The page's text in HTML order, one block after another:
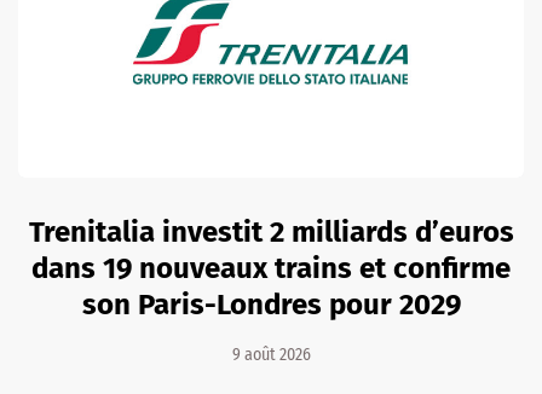
Trenitalia investit 2 milliards d’euros
dans 19 nouveaux trains et confirme
son Paris-Londres pour 2029
9 août 2026